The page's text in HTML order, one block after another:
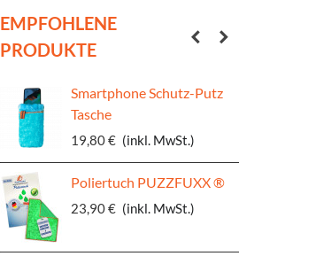
EMPFOHLENE
PRODUKTE
Smartphone Schutz-Putz
Tasche
19,80 € (inkl. MwSt.)
Poliertuch PUZZFUXX ®
23,90 € (inkl. MwSt.)